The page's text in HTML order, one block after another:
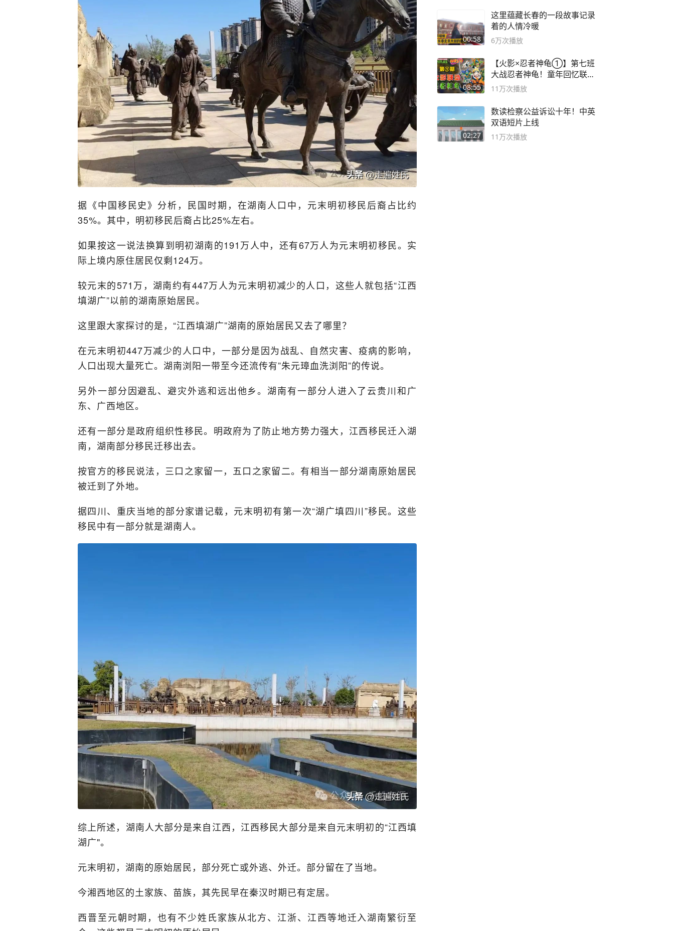
据《中国移民史》分析，民国时期，在湖南人口中，元末明初移民后裔占比约
35%。其中，明初移民后裔占比25%左右。
如果按这一说法换算到明初湖南的191万人中，还有67万人为元末明初移民。实
际上境内原住居民仅剩124万。
较元末的571万，湖南约有447万人为元末明初减少的人口，这些人就包括“江西
填湖广”以前的湖南原始居民。
这里跟大家探讨的是，“江西填湖广”湖南的原始居民又去了哪里？
在元末明初447万减少的人口中，一部分是因为战乱、自然灾害、疫病的影响，
人口出现大量死亡。湖南浏阳一带至今还流传有”朱元璋血洗浏阳”的传说。
另外一部分因避乱、避灾外逃和远出他乡。湖南有一部分人进入了云贵川和广
东、广西地区。
还有一部分是政府组织性移民。明政府为了防止地方势力强大，江西移民迁入湖
南，湖南部分移民迁移出去。
按官方的移民说法，三口之家留一，五口之家留二。有相当一部分湖南原始居民
被迁到了外地。
据四川、重庆当地的部分家谱记载，元末明初有第一次“湖广填四川”移民。这些
移民中有一部分就是湖南人。
综上所述，湖南人大部分是来自江西，江西移民大部分是来自元末明初的“江西填
湖广"。
元末明初，湖南的原始居民，部分死亡或外逃、外迁。部分留在了当地。
今湘西地区的土家族、苗族，其先民早在秦汉时期已有定居。
西晋至元朝时期，也有不少姓氏家族从北方、江浙、江西等地迁入湖南繁衍至
00:58
这里蕴藏长春的一段故事记录
着的人情冷暖
6万次播放
08:55
【火影×忍者神龟①】第七班
大战忍者神龟！童年回忆联动
论武？
11万次播放
02:27
数读检察公益诉讼十年！中英
双语短片上线
11万次播放